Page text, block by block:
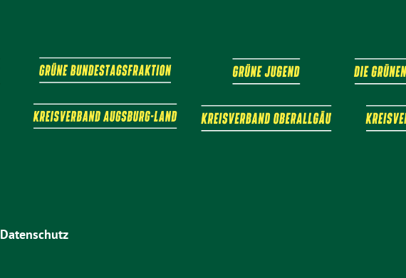
Datenschutz